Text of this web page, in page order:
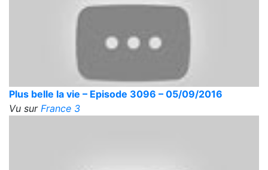
Plus belle la vie – Episode 3096 – 05/09/2016
Vu sur France 3